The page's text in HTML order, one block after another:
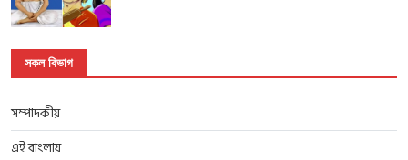
সকল বিভাগ
সম্পাদকীয়
এই বাংলায়